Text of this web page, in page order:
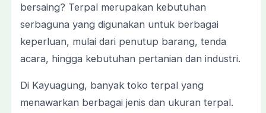
bersaing? Terpal merupakan kebutuhan
serbaguna yang digunakan untuk berbagai
keperluan, mulai dari penutup barang, tenda
acara, hingga kebutuhan pertanian dan industri.
Di Kayuagung, banyak toko terpal yang
menawarkan berbagai jenis dan ukuran terpal.